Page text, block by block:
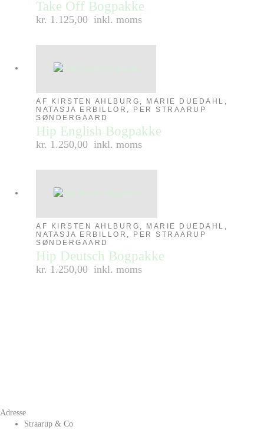
Take Off Bogpakke
kr. 1.125,00 inkl. moms
AF KIRSTEN AHLBURG, MARIE DUEDAHL,
NATASJA ERBILLOR, PER STRAARUP
SØNDERGAARD
Hip English Bogpakke
kr. 1.250,00 inkl. moms
AF KIRSTEN AHLBURG, MARIE DUEDAHL,
NATASJA ERBILLOR, PER STRAARUP
SØNDERGAARD
Hip Deutsch Bogpakke
kr. 1.250,00 inkl. moms
Adresse
Straarup & Co